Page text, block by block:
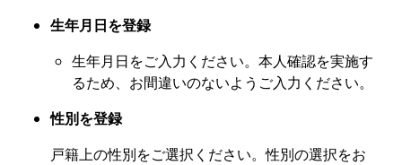
生年月日を登録
生年月日をご入力ください。本人確認を実施す
るため、お間違いのないようご入力ください。
性別を登録
戸籍上の性別をご選択ください。性別の選択をお